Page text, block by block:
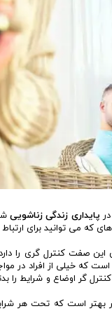
پایداری زندگی زناشویی
که می توانید برای
صفت کنترل گری را
که خیلی از افراد در
گر اوضاع و شرایط را
بهتر است که تحت هر